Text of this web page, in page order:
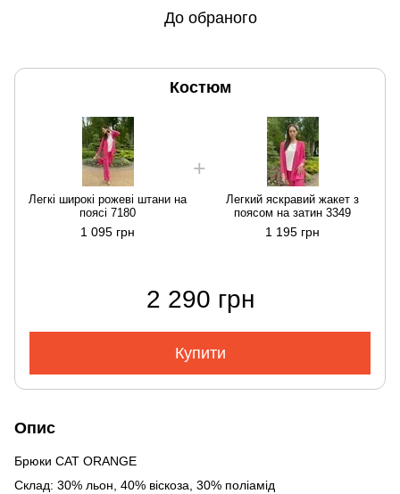
До обраного
Костюм
Легкі широкі рожеві штани на
поясі 7180
1 095 грн
Легкий яскравий жакет з
поясом на затин 3349
1 195 грн
2 290 грн
Купити
Опис
Брюки CAT ORANGE
Склад: 30% льон, 40% віскоза, 30% поліамід